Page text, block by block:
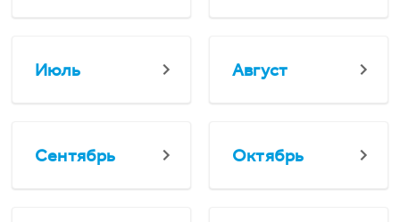
Июль Август
Сентябрь Октябрь